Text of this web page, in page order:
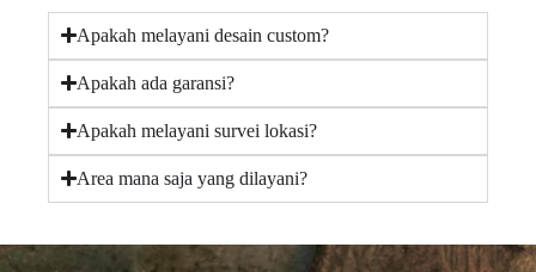
Apakah melayani desain custom?
Apakah ada garansi?
Apakah melayani survei lokasi?
Area mana saja yang dilayani?